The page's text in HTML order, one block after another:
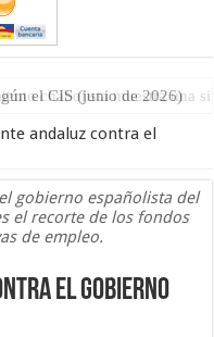
el CIS (junio de 2026)
andaluz contra el
gobierno españolista del
el recorte de los fondos
de empleo.
el gobierno